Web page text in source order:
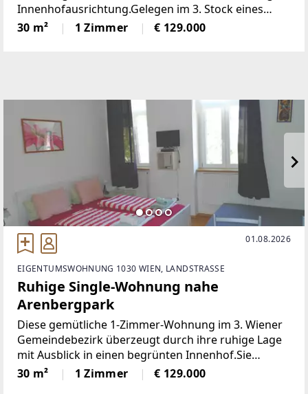
Innenhofausrichtung.Gelegen im 3. Stock eines
Altbaus aus der Jahrhundertwende (ohne Lift),
verfügt die Wohnung über einen hochwertigen
30 m² 1 Zimmer € 129.000
01.08.2026
EIGENTUMSWOHNUNG 1030 WIEN, LANDSTRASSE
Ruhige Single-Wohnung nahe
Arenbergpark
Diese gemütliche 1-Zimmer-Wohnung im 3. Wiener
Gemeindebezirk überzeugt durch ihre ruhige Lage
mit Ausblick in einen begrünten Innenhof.Sie
befindet sich im 3. Stock eines charmanten Altbaus
aus der Jahrhundertwende (ohne Lift) und ist mit
30 m² 1 Zimmer € 129.000